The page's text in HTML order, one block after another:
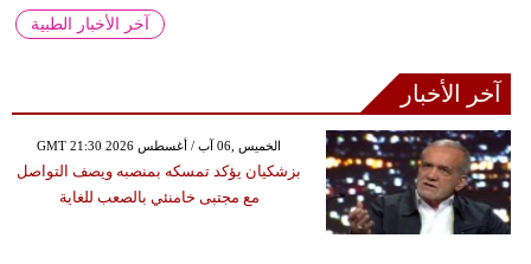
آخر الأخبار الطبية
آخر الأخبار
GMT 21:30 2026 الخميس ,06 آب / أغسطس
بزشكيان يؤكد تمسكه بمنصبه ويصف التواصل
مع مجتبى خامنئي بالصعب للغاية